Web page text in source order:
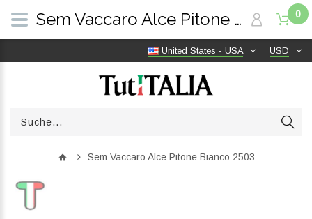
USD
United States - USA
0
Sem Vaccaro Alce Pitone Bianco 2503
Sem Vaccaro Alce Pitone Bianco 2503 | TutITALIA